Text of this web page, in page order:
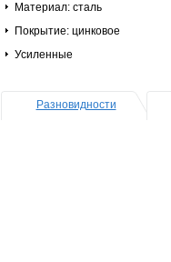
Материал: сталь
Покрытие: цинковое
Усиленные
Разновидности